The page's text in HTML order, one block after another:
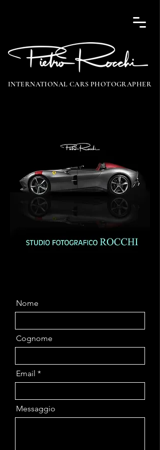
INTERNATIONAL CARS PHOTOGRAPHER
Nome
Cognome
Email
Messaggio